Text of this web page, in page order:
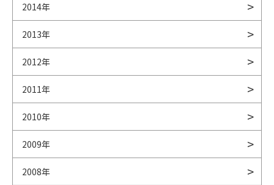
2014年
2013年
2012年
2011年
2010年
2009年
2008年